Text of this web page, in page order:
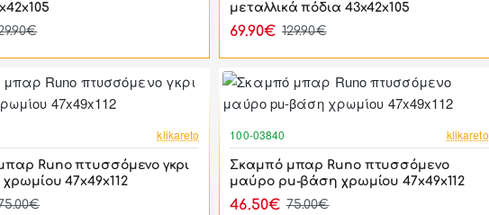
μεταλλικά πόδια 43x42x105
69.90€ 129.90€
klikareto
Runo πτυσσόμενο γκρι
47x49x112
100-03840 klikareto
Σκαμπό μπαρ Runo πτυσσόμενο
μαύρο pu-βάση χρωμίου 47x49x112
46.50€ 75.00€